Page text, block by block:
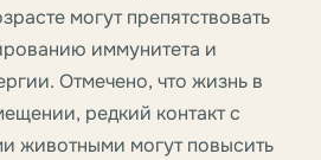
могут препятствовать
иммунитета и
Отмечено, что жизнь в
редкий контакт с
животными могут повысить